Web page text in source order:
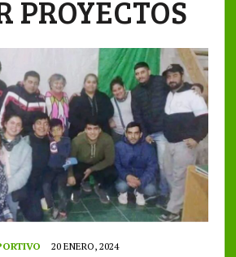
PROYECTOS
20 ENERO, 2024